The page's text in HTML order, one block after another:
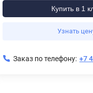
Купить в 1
Узнать
Заказ по телефону: +7